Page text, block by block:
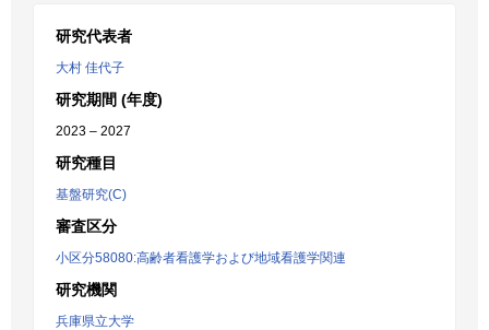
研究代表者
大村 佳代子
研究期間 (年度)
2023 – 2027
研究種目
基盤研究(C)
審査区分
小区分58080:高齢者看護学および地域看護学関連
研究機関
兵庫県立大学